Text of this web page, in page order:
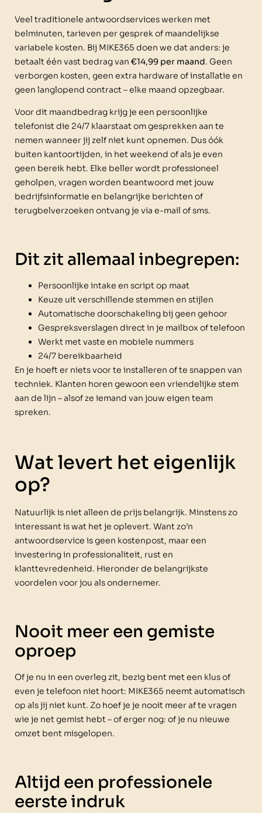
Veel traditionele antwoordservices werken met
belminuten, tarieven per gesprek of maandelijkse
variabele kosten. Bij MIKE365 doen we dat anders: je
betaalt één vast bedrag van €14,99 per maand. Geen
verborgen kosten, geen extra hardware of installatie en
geen langlopend contract – elke maand opzegbaar.
Voor dit maandbedrag krijg je een persoonlijke
telefonist die 24/7 klaarstaat om gesprekken aan te
nemen wanneer jij zelf niet kunt opnemen. Dus óók
buiten kantoortijden, in het weekend of als je even
geen bereik hebt. Elke beller wordt professioneel
geholpen, vragen worden beantwoord met jouw
bedrijfsinformatie en belangrijke berichten of
terugbelverzoeken ontvang je via e-mail of sms.
Dit zit allemaal inbegrepen:
Persoonlijke intake en script op maat
Keuze uit verschillende stemmen en stijlen
Automatische doorschakeling bij geen gehoor
Gespreksverslagen direct in je mailbox of telefoon
Werkt met vaste en mobiele nummers
24/7 bereikbaarheid
En je hoeft er niets voor te installeren of te snappen van
techniek. Klanten horen gewoon een vriendelijke stem
aan de lijn – alsof ze iemand van jouw eigen team
spreken.
Wat levert het eigenlijk
op?
Natuurlijk is niet alleen de prijs belangrijk. Minstens zo
interessant is wat het je oplevert. Want zo’n
antwoordservice is geen kostenpost, maar een
investering in professionaliteit, rust en
klanttevredenheid. Hieronder de belangrijkste
voordelen voor jou als ondernemer.
Nooit meer een gemiste
oproep
Of je nu in een overleg zit, bezig bent met een klus of
even je telefoon niet hoort: MIKE365 neemt automatisch
op als jij niet kunt. Zo hoef je je nooit meer af te vragen
wie je net gemist hebt – of erger nog: of je nu nieuwe
omzet bent misgelopen.
Altijd een professionele
eerste indruk